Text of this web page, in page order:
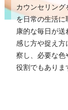
カウンセリン
を日常の生活
康的な毎日が
感じ方や捉え
察し、必要な
役割でもありま